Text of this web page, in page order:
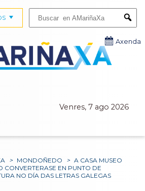
Venres, 7 ago 2026
Axenda
> MONDOÑEDO > A CASA MUSEO
CONVERTERASE EN PUNTO DE
NO DÍA DAS LETRAS GALEGAS